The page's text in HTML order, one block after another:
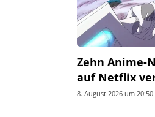
Zehn Anime-
auf Netflix
8. August 2026 um